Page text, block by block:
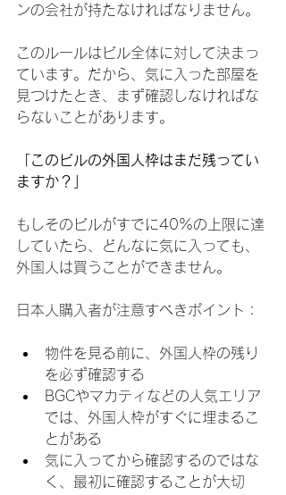
ンの会社が持たなければなりません。
このルールはビル全体に対して決まっ
ています。だから、気に入った部屋を
見つけたとき、まず確認しなければな
らないことがあります。
「このビルの外国人枠はまだ残ってい
ますか？」
もしそのビルがすでに40%の上限に達
していたら、どんなに気に入っても、
外国人は買うことができません。
日本人購入者が注意すべきポイント：
物件を見る前に、外国人枠の残り
を必ず確認する
BGCやマカティなどの人気エリア
では、外国人枠がすぐに埋まるこ
とがある
気に入ってから確認するのではな
く、最初に確認することが大切